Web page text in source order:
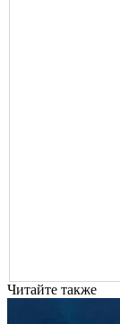
Читайте также